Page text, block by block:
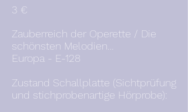
3 €
Zauberreich der Operette / Die
schönsten Melodien…
Europa - E-128
Zustand Schallplatte (Sichtprüfung
und stichprobenartige Hörprobe):